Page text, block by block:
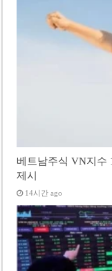
베트남주식 VN지수
제시
14시간 ago